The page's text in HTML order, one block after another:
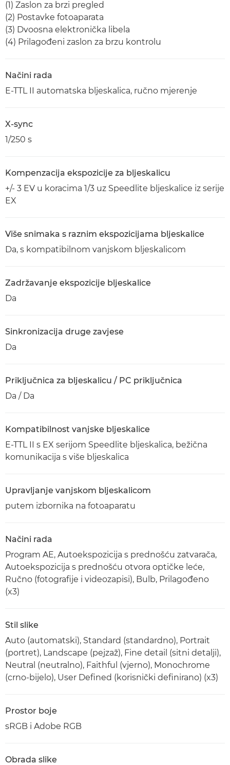
(1) Zaslon za brzi pregled
(2) Postavke fotoaparata
(3) Dvoosna elektronička libela
(4) Prilagođeni zaslon za brzu kontrolu
Načini rada
E-TTL II automatska bljeskalica, ručno mjerenje
X-sync
1/250 s
Kompenzacija ekspozicije za bljeskalicu
+/- 3 EV u koracima 1/3 uz Speedlite bljeskalice iz serije
EX
Više snimaka s raznim ekspozicijama bljeskalice
Da, s kompatibilnom vanjskom bljeskalicom
Zadržavanje ekspozicije bljeskalice
Da
Sinkronizacija druge zavjese
Da
Priključnica za bljeskalicu / PC priključnica
Da / Da
Kompatibilnost vanjske bljeskalice
E-TTL II s EX serijom Speedlite bljeskalica, bežična
komunikacija s više bljeskalica
Upravljanje vanjskom bljeskalicom
putem izbornika na fotoaparatu
Načini rada
Program AE, Autoekspozicija s prednošću zatvarača,
Autoekspozicija s prednošću otvora optičke leće,
Ručno (fotografije i videozapisi), Bulb, Prilagođeno
(x3)
Stil slike
Auto (automatski), Standard (standardno), Portrait
(portret), Landscape (pejzaž), Fine detail (sitni detalji),
Neutral (neutralno), Faithful (vjerno), Monochrome
(crno-bijelo), User Defined (korisnički definirano) (x3)
Prostor boje
sRGB i Adobe RGB
Obrada slike